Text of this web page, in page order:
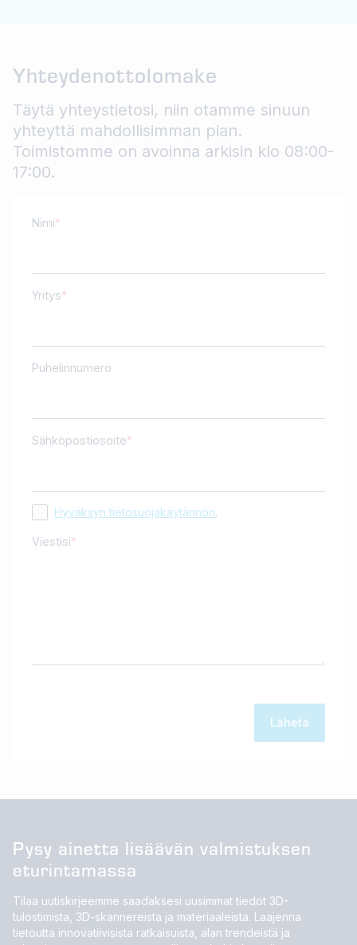
Yhteydenottolomake
Täytä yhteystietosi, niin otamme sinuun
yhteyttä mahdollisimman pian.
Toimistomme on avoinna arkisin klo 08:00-
17:00.
Nimi
Yritys
Puhelinnumero
Sähköpostiosoite
Hyväksyn tietosuojakäytännön.
Viestisi
Pysy ainetta lisäävän valmistuksen
eturintamassa
Tilaa uutiskirjeemme saadaksesi uusimmat tiedot 3D-
tulostimista, 3D-skannereista ja materiaaleista. Laajenna
tietoutta innovatiivisista ratkaisuista, alan trendeistä ja